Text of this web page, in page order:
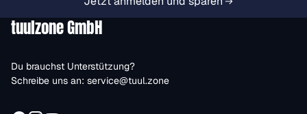
tuulzone GmbH
Du brauchst Unterstützung?
Schreibe uns an: service@tuul.zone